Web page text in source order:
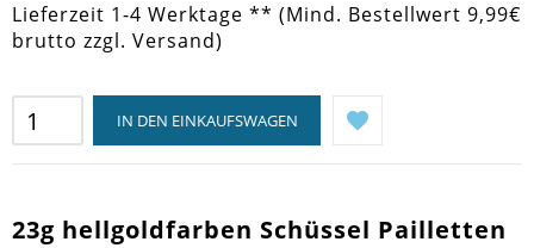
Lieferzeit 1-4 Werktage ** (Mind. Bestellwert 9,99€
brutto zzgl. Versand)
IN DEN EINKAUFSWAGEN
23g hellgoldfarben Schüssel Pailletten